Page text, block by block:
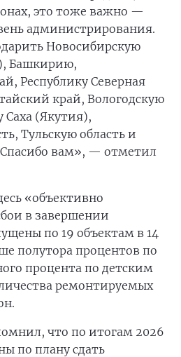
это тоже важно —
администрирования.
Новосибирскую
Башкирию,
Республику Северная
край, Вологодскую
Саха (Якутия),
Тульскую область и
Спасибо вам», — отметил
«объективно
в завершении
по 19 объектам в 14
полутора процентов по
процента по детским
ремонтируемых
что по итогам 2026
по плану сдать